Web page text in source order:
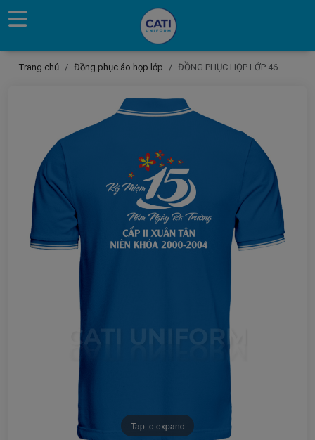
Trang chủ Đồng phục áo họp lớp ĐỒNG PHỤC HỌP LỚP 46
Tap to expand